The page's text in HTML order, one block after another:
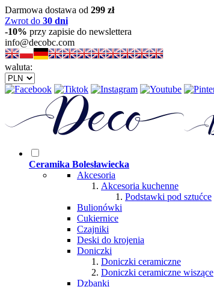
Darmowa dostawa od 299 zł
Zwrot do 30 dni
-10% przy zapisie do newslettera
info@decobc.com
waluta:
Ceramika Bolesławiecka
Akcesoria
Akcesoria kuchenne
Podstawki pod sztućce
Bulionówki
Cukiernice
Czajniki
Deski do krojenia
Doniczki
Doniczki ceramiczne
Doniczki ceramiczne wiszące
Dzbanki